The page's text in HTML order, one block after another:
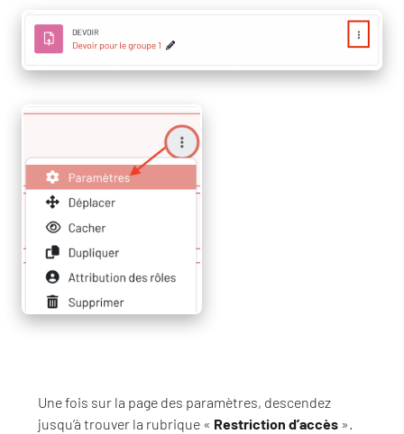
Une fois sur la page des paramètres, descendez
jusqu’à trouver la rubrique « Restriction d’accès ».